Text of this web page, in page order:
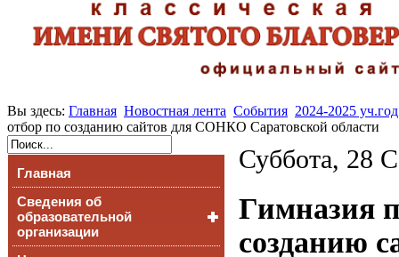
Вы здесь: Главная Новостная лента События 2024-2025 уч.год
отбор по созданию сайтов для СОНКО Саратовской области
Главная
Сведения об
образовательной
организации
Суббота, 28
Гимназия
созданию